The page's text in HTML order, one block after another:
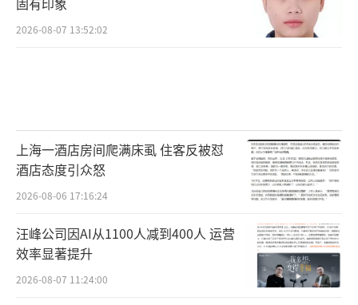
2026-08-07 13:52:02
上海一酒店房间爬满床虱 住客反被怼
酒店态度引众怒
2026-08-06 17:16:24
汪峰公司因AI从1100人减到400人 运营
效率显著提升
2026-08-07 11:24:00